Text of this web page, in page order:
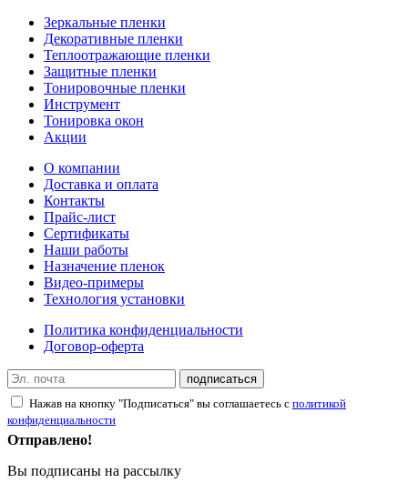
Зеркальные пленки
Декоративные пленки
Теплоотражающие пленки
Защитные пленки
Тонировочные пленки
Инструмент
Тонировка окон
Акции
О компании
Доставка и оплата
Контакты
Прайс-лист
Сертификаты
Наши работы
Назначение пленок
Видео-примеры
Технология установки
Политика конфиденциальности
Договор-оферта
подписаться
Нажав на кнопку "Подписаться" вы соглашаетесь с политикой
конфиденциальности
Отправлено!
Вы подписаны на рассылку